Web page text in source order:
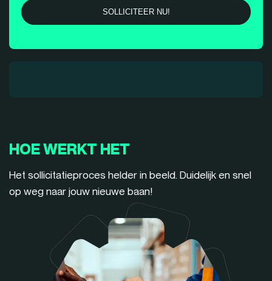
HOE WERKT HET
Het sollicitatieproces helder in beeld. Duidelijk en snel
op weg naar jouw nieuwe baan!